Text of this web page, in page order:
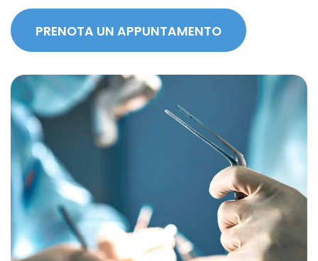
PRENOTA UN APPUNTAMENTO